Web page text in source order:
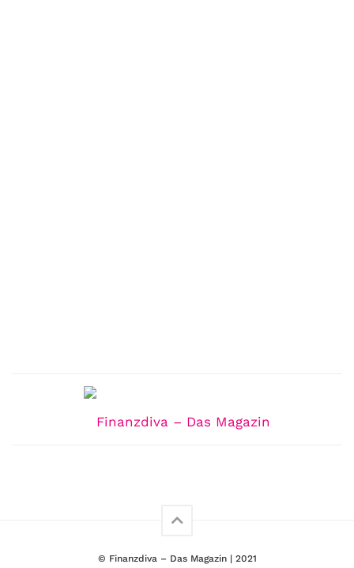
© Finanzdiva – Das Magazin | 2021